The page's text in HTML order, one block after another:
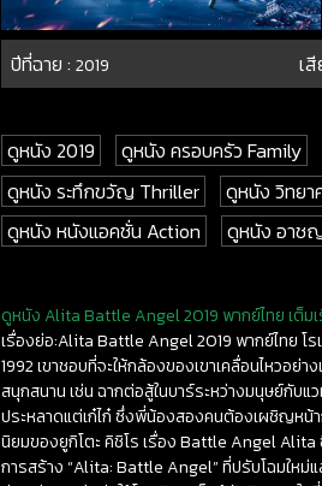
ปีที่ฉาย :2019 เ
ดูหนัง 2019 ดูหนัง ครอบครัว Family
ดูหนัง ระทึกขวัญ Thriller
ดูหนัง วิทยา
ดูหนัง หนังแอคชั่น Action
ดูหนัง อาช
ดูหนัง Alita Battle Angel 2019 พากย์ไทย เต็ม
เรื่องย่อ:Alita Battle Angel 2019 พากย์ไทย โ
1992 เขาชอบที่จะให้กล้องของเขาเคลื่อนไหวอ
สนุกสนาน เช่น ฉากต่อสู้ในบาร์ระหว่างมนุษย์กับ
ประหลาดแต่เก๋ไก๋ ซึ่งพี่น้องสองคนต้องเผชิญหน้
นิยมของยูกิโตะ คิชิโร เรื่อง Battle Angel
การสร้าง “Alita: Battle Angel” ที่ปรับโฉมใหม่